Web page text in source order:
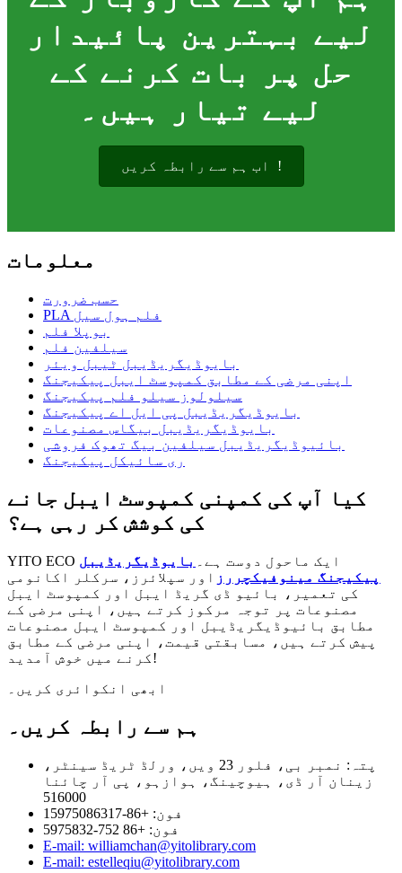
لیے بہترین پائیدار
حل پر بات کرنے کے
لیے تیار ہیں۔
اب ہم سے رابطہ کریں!
معلومات
حسب ضرورت
PLA فلم ہول سیل
بوپلا فلم
سیلفین فلم
بایوڈیگریڈیبل ٹیبل ویئر
اپنی مرضی کے مطابق کمپوسٹ ایبل پیکیجنگ
سیلولوز سیلو فلم پیکیجنگ
بایوڈیگریڈیبل پی ایل اے پیکیجنگ
بایوڈیگریڈیبل بیگاس مصنوعات
بائیوڈیگریڈیبل سیلفین بیگ تھوک فروشی
ری سائیکل پیکیجنگ
کیا آپ کی کمپنی کمپوسٹ ایبل جانے
کی کوشش کر رہی ہے؟
YITO ECO ایک ماحول دوست ہے۔
بایوڈیگریڈیبل
پیکیجنگ مینوفیکچررز اور سپلائرز، سرکلر اکانومی
کی تعمیر، بائیو ڈی گریڈ ایبل اور کمپوسٹ ایبل
مصنوعات پر توجہ مرکوز کرتے ہیں، اپنی مرضی کے
مطابق بائیوڈیگریڈیبل اور کمپوسٹ ایبل مصنوعات
پیش کرتے ہیں، مسابقتی قیمت، اپنی مرضی کے مطابق
کرنے میں خوش آمدید!
ابھی انکوائری کریں۔
ہم سے رابطہ کریں۔
پتہ: نمبر بی، فلور 23 ویں، ورلڈ ٹریڈ سینٹر،
زینان آر ڈی، ہیوچینگ، ہوازہو، پی آر چائنا
516000
فون: +86-15975086317
فون: +86 752-5975832
E-mail: williamchan@yitolibrary.com
E-mail: estelleqiu@yitolibrary.com